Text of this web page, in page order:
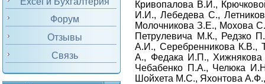
Форум
Отзывы
Связь
Кривопалова В.И.,
И.И., Лебедева С.,
Молочникова З.Е., Мохова
Петрулевича М.К., Редзко
А.И., Серебренникова К.В.,
А., Федака И.П.,
Чебабенко П.А., Челюка
Шойхета М.С., Яхонтова